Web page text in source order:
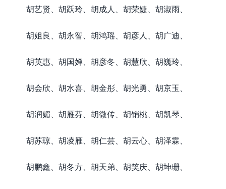
胡艺贤、胡跃玲、胡成人、胡荣婕、胡淑雨、
胡姐良、胡永智、胡鸿瑶、胡彦人、胡广迪、
胡英惠、胡国婵、胡彦冬、胡慧欣、胡巍玲、
胡会欣、胡水喜、胡金彤、胡光勇、胡京玉、
胡润媚、胡雁芬、胡微传、胡销桃、胡凯琴、
胡苏琼、胡凌雁、胡仁芸、胡云心、胡泽霖、
胡鹏鑫、胡冬方、胡天弟、胡笑庆、胡坤珊、